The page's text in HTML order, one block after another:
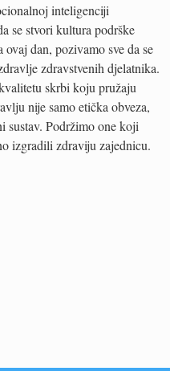
inteligenciji
se stvori kultura podrške
dan, pozivamo sve da se
zdravstvenih djelatnika.
skrbi koju pružaju
nije samo etička obveza,
sustav. Podržimo one koji
izgradili zdraviju zajednicu.